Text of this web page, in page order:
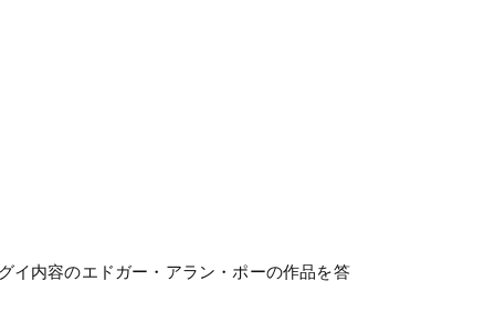
イ内容のエドガー・アラン・ポーの作品を答